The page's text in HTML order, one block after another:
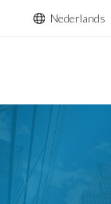
Nederlands